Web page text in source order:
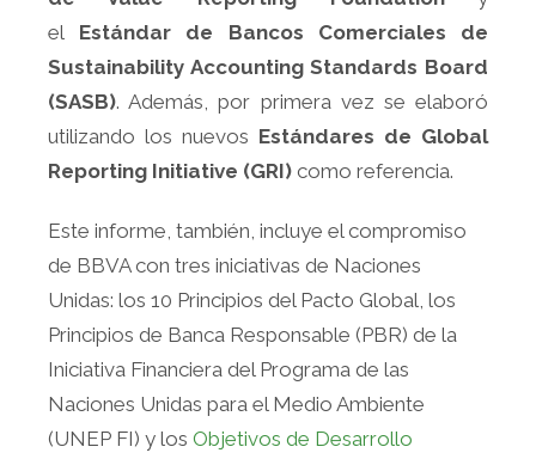
el Estándar de Bancos Comerciales de
Sustainability Accounting Standards Board
(SASB). Además, por primera vez se elaboró
utilizando los nuevos Estándares de Global
Reporting Initiative (GRI) como referencia.
Este informe, también, incluye el compromiso
de BBVA con tres iniciativas de Naciones
Unidas: los 10 Principios del Pacto Global, los
Principios de Banca Responsable (PBR) de la
Iniciativa Financiera del Programa de las
Naciones Unidas para el Medio Ambiente
(UNEP FI) y los Objetivos de Desarrollo